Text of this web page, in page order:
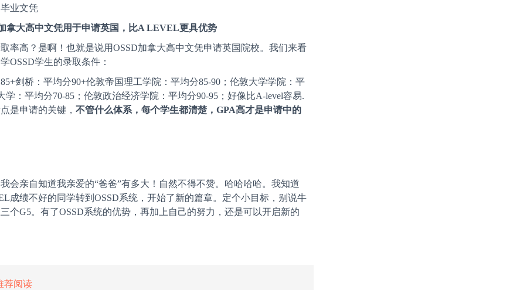
业文凭
拿大高中文凭用于申请英国，比A LEVEL更具优势
率高？是啊！也就是说用OSSD加拿大高中文凭申请英国院校。我们来看
OSSD学生的录取条件：
剑桥：平均分90+伦敦帝国理工学院：平均分85-90；伦敦大学学院：平
学：平均分70-85；伦敦政治经济学院：平均分90-95；好像比A-level容易.
是申请的关键， 不管什么体系，每个学生都清楚，GPA高才是申请中的
会亲自知道我亲爱的“爸爸”有多大！自然不得不赞。哈哈哈哈。我知道
成绩不好的同学转到OSSD系统，开始了新的篇章。定个小目标，别说牛
个G5。有了OSSD系统的优势，再加上自己的努力，还是可以开启新的
荐阅读